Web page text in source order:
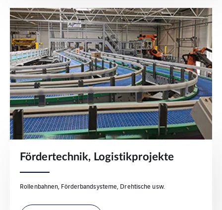
Fördertechnik, Logistikprojekte
Rollenbahnen, Förderbandsysteme, Drehtische usw.